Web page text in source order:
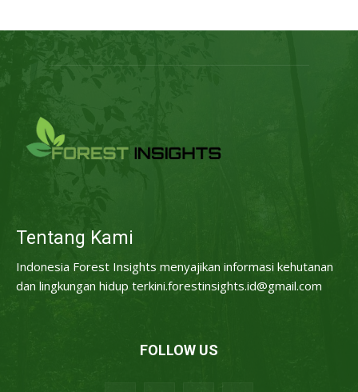
Tentang Kami
Indonesia Forest Insights menyajikan informasi kehutanan
dan lingkungan hidup terkini.forestinsights.id@gmail.com
FOLLOW US